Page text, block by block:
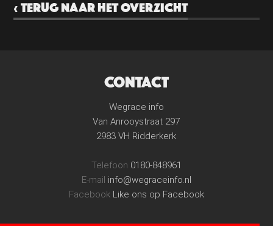
‹ TERUG NAAR HET OVERZICHT
CONTACT
Wegrace info
Van Anrooystraat 297
2983 VH Ridderkerk
Telefoon 0180-848961
E-mail info@wegraceinfo.nl
Facebook Like ons op Facebook